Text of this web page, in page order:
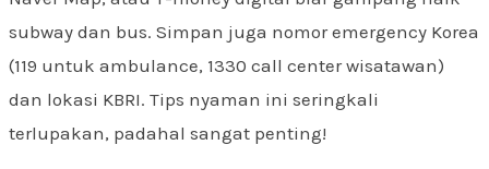
subway dan bus. Simpan juga nomor emergency Korea
(119 untuk ambulance, 1330 call center wisatawan)
dan lokasi KBRI. Tips nyaman ini seringkali
terlupakan, padahal sangat penting!